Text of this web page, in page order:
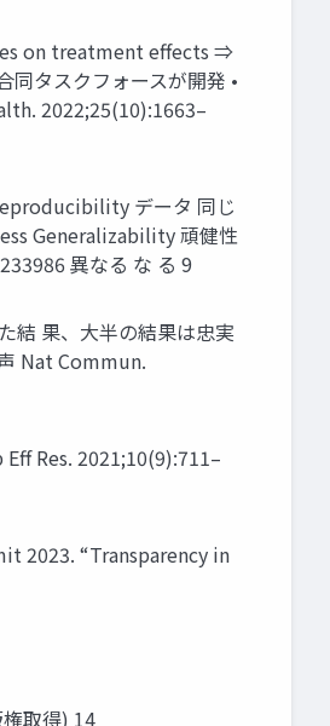
on treatment effects ⇒
同タスクフォースが開発 •
2022;25(10):1663–
データ 同じ
Generalizability 頑健性
異なる な る 9
結 果、大半の結果は忠実
Nat Commun.
Res. 2021;10(9):711–
2023. “Transparency in
取得) 14